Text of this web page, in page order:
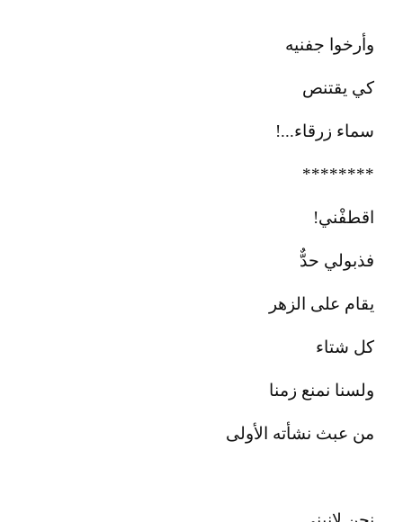
وأرخوا جفنيه
كي يقتنص
سماء زرقاء...!
********
اقطفْني!
فذبولي حدٌّ
يقام على الزهر
كل شتاء
ولسنا نمنع زمنا
من عبث نشأته الأولى